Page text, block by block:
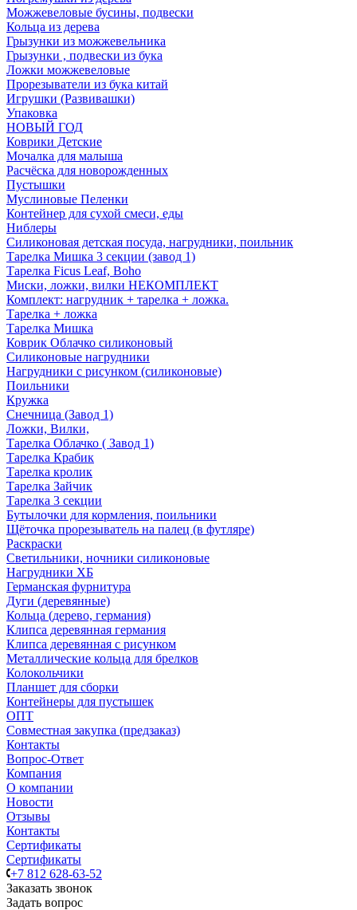
Можжевеловые бусины, подвески
Кольца из дерева
Грызунки из можжевельника
Грызунки , подвески из бука
Ложки можжевеловые
Прорезыватели из бука китай
Игрушки (Развивашки)
Упаковка
НОВЫЙ ГОД
Коврики Детские
Мочалка для малыша
Расчёска для новорожденных
Пустышки
Муслиновые Пеленки
Контейнер для сухой смеси, еды
Ниблеры
Силиконовая детская посуда, нагрудники, поильник
Тарелка Мишка 3 секции (завод 1)
Тарелка Ficus Leaf, Boho
Миски, ложки, вилки НЕКОМПЛЕКТ
Комплект: нагрудник + тарелка + ложка.
Тарелка + ложка
Тарелка Мишка
Коврик Облачко силиконовый
Силиконовые нагрудники
Нагрудники с рисунком (силиконовые)
Поильники
Кружка
Снечница (Завод 1)
Ложки, Вилки,
Тарелка Облачко ( Завод 1)
Тарелка Крабик
Тарелка кролик
Тарелка Зайчик
Тарелка 3 секции
Бутылочки для кормления, поильники
Щёточка прорезыватель на палец (в футляре)
Раскраски
Светильники, ночники силиконовые
Нагрудники ХБ
Германская фурнитура
Дуги (деревянные)
Кольца (дерево, германия)
Клипса деревянная германия
Клипса деревянная с рисунком
Металлические кольца для брелков
Колокольчики
Планшет для сборки
Контейнеры для пустышек
ОПТ
Совместная закупка (предзаказ)
Контакты
Вопрос-Ответ
Компания
О компании
Новости
Отзывы
Контакты
Сертификаты
Сертификаты
+7 812 628-63-52
Заказать звонок
Задать вопрос